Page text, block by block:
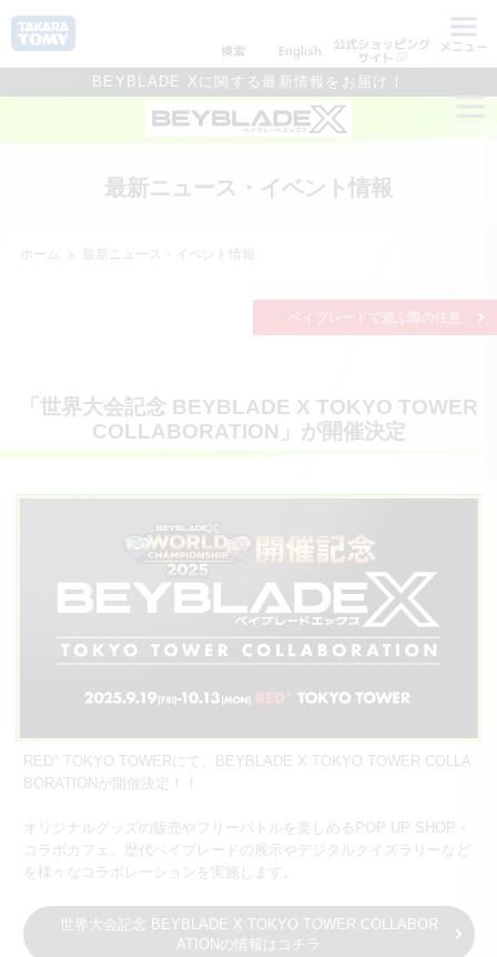
検索 English 公式ショッピング
サイト
メニュー
BEYBLADE Xに関する最新情報をお届け！
最新ニュース・イベント情報
ホーム 最新ニュース・イベント情報
ベイブレードで遊ぶ際の注意
「世界大会記念 BEYBLADE X TOKYO TOWER
COLLABORATION」が開催決定
RED° TOKYO TOWERにて、BEYBLADE X TOKYO TOWER COLLA
BORATIONが開催決定！！
オリジナルグッズの販売やフリーバトルを楽しめるPOP UP SHOP・
コラボカフェ、歴代ベイブレードの展示やデジタルクイズラリーなど
を様々なコラボレーションを実施します。
世界大会記念 BEYBLADE X TOKYO TOWER COLLABOR
ATIONの情報はコチラ